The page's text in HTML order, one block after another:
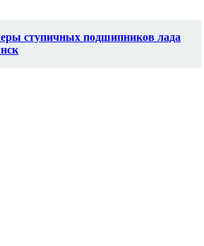
ступичных подшипников лада